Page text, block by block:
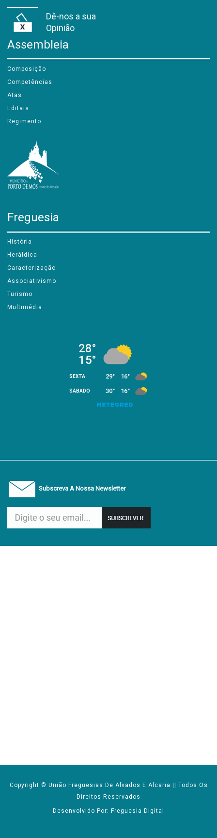
Contas de Gerência
Dê-nos a sua
Opinião
Assembleia
Composição
Competências
Atas
Editais
Freguesia
História
Heráldica
Caracterização
Associativismo
Turismo
Copyright © União Freguesias De Alvados E Alcaria || Todos Os
Direitos Reservados